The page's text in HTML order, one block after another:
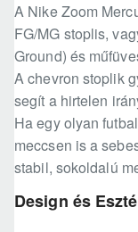
A Nike Zoom
FG/MG stoplis,
Ground) és
A chevron stoplik
segít a hirtelen
Ha egy olyan
meccsen is a
stabil, sokoldalú
Design és